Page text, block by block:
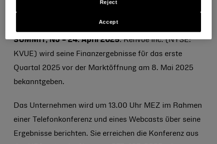
SUMMIT, NJ – 24. April 2025. Kenvue Inc. (NYSE:
KVUE) wird seine Finanzergebnisse für das erste
Quartal 2025 vor der Marktöffnung am 8. Mai 2025
bekanntgeben.
Das Unternehmen wird um 13.00 Uhr MEZ im Rahmen
einer Telefonkonferenz und eines Webcasts über seine
Ergebnisse berichten. Sie erreichen die Konferenz aus
Reject
Accept